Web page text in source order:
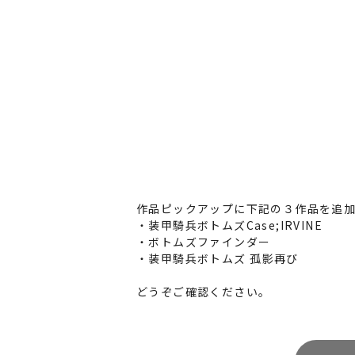
作品ピックアップに下記の３作品を追
・装甲騎兵ボトムズCase;IRVINE
・ボトムズファインダー
・装甲騎兵ボトムズ 孤影再び
どうぞご確認ください。